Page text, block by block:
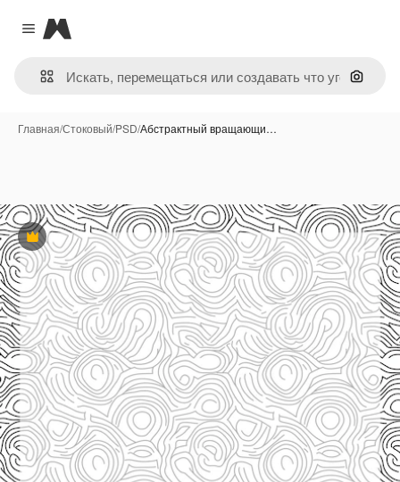
Close menu
Magnific
Поиск
Главная/Стоковый/PSD/Абстрактный вращающи…
Премиум